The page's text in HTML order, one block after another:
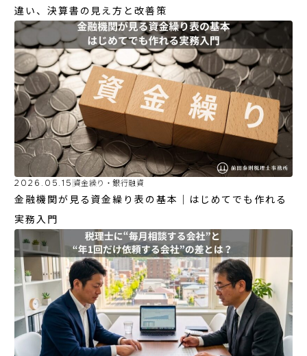
違い、決算書の見え方と改善策
2026.05.15 資金繰り・銀行融資
金融機関が見る資金繰り表の基本｜はじめてでも作れる
実務入門